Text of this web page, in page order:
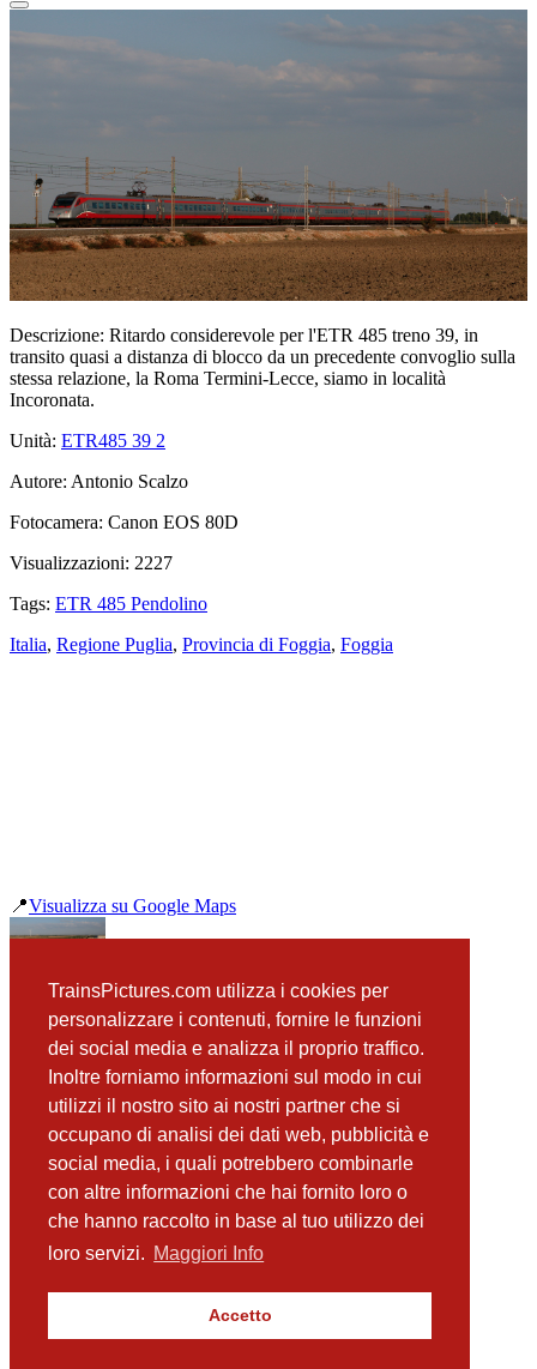
TrainsPictures.com utilizza i cookies per
personalizzare i contenuti, fornire le funzioni
dei social media e analizza il proprio traffico.
Inoltre forniamo informazioni sul modo in cui
utilizzi il nostro sito ai nostri partner che si
occupano di analisi dei dati web, pubblicità e
social media, i quali potrebbero combinarle
con altre informazioni che hai fornito loro o
che hanno raccolto in base al tuo utilizzo dei
loro servizi. Maggiori Info
Accetto
Descrizione: Ritardo considerevole per l'ETR 485 treno 39, in
transito quasi a distanza di blocco da un precedente convoglio sulla
stessa relazione, la Roma Termini-Lecce, siamo in località
Incoronata.
Unità: ETR485 39 2
Autore: Antonio Scalzo
Fotocamera: Canon EOS 80D
Visualizzazioni: 2227
Tags: ETR 485 Pendolino
Italia, Regione Puglia, Provincia di Foggia, Foggia
📍Visualizza su Google Maps
precedente
E652 106 Carapelle
successiva
ETR 700 treno 16 Incoronata
📸 Fotografie scattate nei dintorniVedi tutte ➔
ETR 600 treno 11 Incoronata
(0 m)
ETR 700 treno 16 Incoronata
ETR 485 treno 36 Incoronata